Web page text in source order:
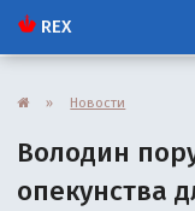
REX
» Новости
Володин
опекунства